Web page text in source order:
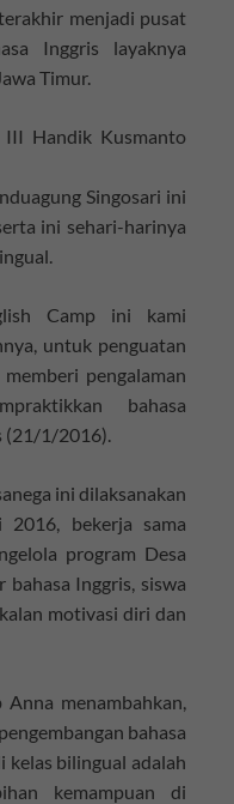
menjadi pusat
Inggris layaknya
Timur.
III Handik Kusmanto
Singosari ini
ini sehari-harinya
Camp ini kami
untuk penguatan
pengalaman
bahasa
(21/1/2016).
ini dilaksanakan
2016, bekerja sama
program Desa
bahasa Inggris, siswa
motivasi diri dan
menambahkan,
bahasa
kelas bilingual adalah
kemampuan di